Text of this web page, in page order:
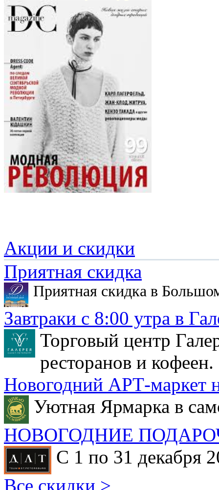
Акции и скидки
Приятная скидка
Приятная скидка в
Завтраки с 8:00 утра в
Торговый центр
ресторанов и кофеен.
Новогодний АРТ-маркет
Уютная Ярмарка в
НОВОГОДНИЕ
С 1 по 31 декабря
Все скидки >